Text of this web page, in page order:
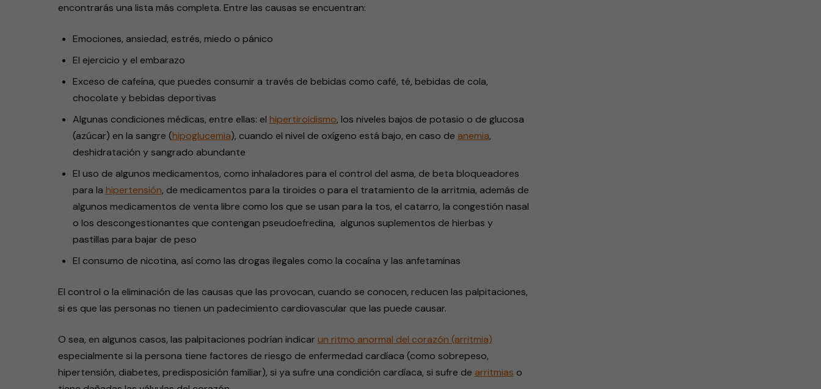
encontrarás una lista más completa. Entre las causas se encuentran:
Emociones, ansiedad, estrés, miedo o pánico
El ejercicio y el embarazo
Exceso de cafeína, que puedes consumir a través de bebidas como café, té, bebidas de cola,
chocolate y bebidas deportivas
Algunas condiciones médicas, entre ellas: el hipertiroidismo, los niveles bajos de potasio o de glucosa
(azúcar) en la sangre (hipoglucemia), cuando el nivel de oxígeno está bajo, en caso de anemia,
deshidratación y sangrado abundante
El uso de algunos medicamentos, como inhaladores para el control del asma, de beta bloqueadores
para la hipertensión, de medicamentos para la tiroides o para el tratamiento de la arritmia, además de
algunos medicamentos de venta libre como los que se usan para la tos, el catarro, la congestión nasal
o los descongestionantes que contengan pseudoefredina, algunos suplementos de hierbas y
pastillas para bajar de peso
El consumo de nicotina, así como las drogas ilegales como la cocaína y las anfetaminas
El control o la eliminación de las causas que las provocan, cuando se conocen, reducen las palpitaciones,
si es que las personas no tienen un padecimiento cardiovascular que las puede causar.
O sea, en algunos casos, las palpitaciones podrían indicar un ritmo anormal del corazón (arritmia)
especialmente si la persona tiene factores de riesgo de enfermedad cardíaca (como sobrepeso,
hipertensión, diabetes, predisposición familiar), si ya sufre una condición cardíaca, si sufre de arritmias o